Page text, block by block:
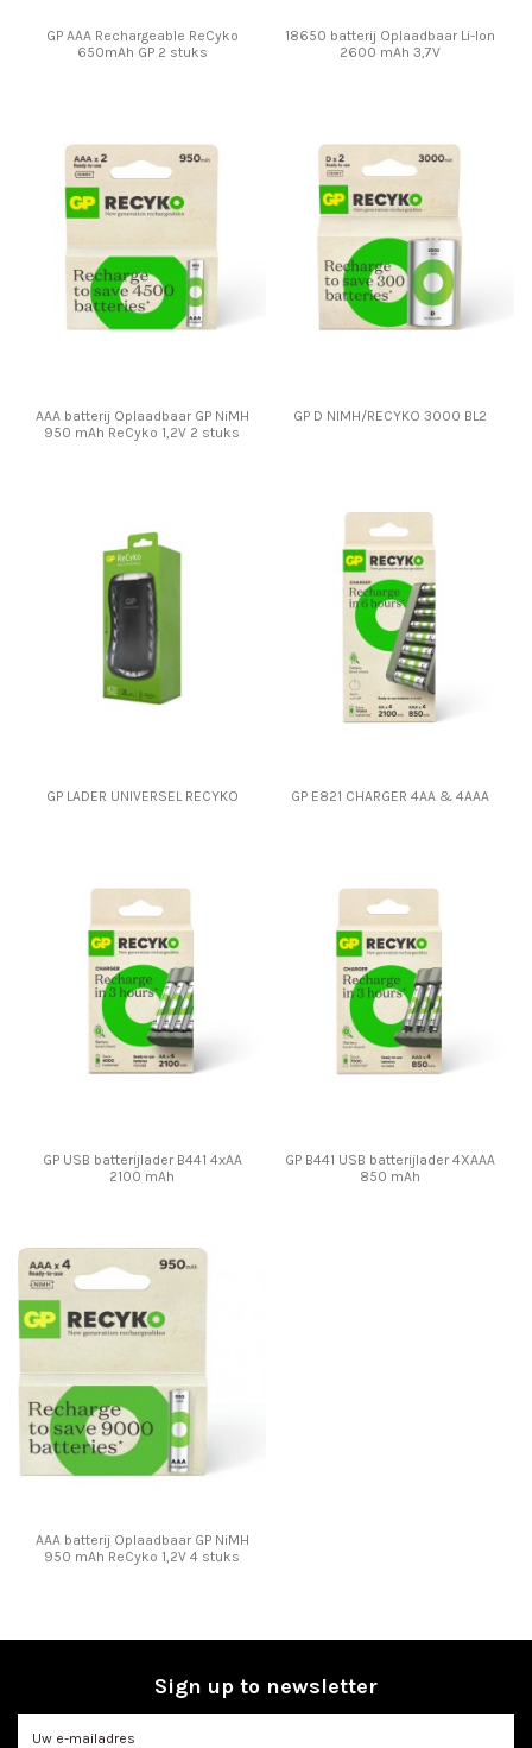
GP AAA Rechargeable ReCyko
650mAh GP 2 stuks
18650 batterij Oplaadbaar Li-Ion
2600 mAh 3,7V
AAA batterij Oplaadbaar GP NiMH
950 mAh ReCyko 1,2V 2 stuks
GP D NIMH/RECYKO 3000 BL2
GP LADER UNIVERSEL RECYKO GP E821 CHARGER 4AA & 4AAA
GP USB batterijlader B441 4xAA
2100 mAh
GP B441 USB batterijlader 4XAAA
850 mAh
AAA batterij Oplaadbaar GP NiMH
950 mAh ReCyko 1,2V 4 stuks
Sign up to newsletter